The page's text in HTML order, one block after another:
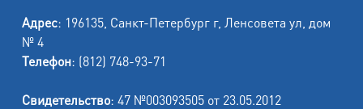
Адрес: 196135, Санкт-Петербург г, Ленсовета ул, дом
№ 4
Телефон: (812) 748-93-71
Свидетельство: 47 №003093505 от 23.05.2012